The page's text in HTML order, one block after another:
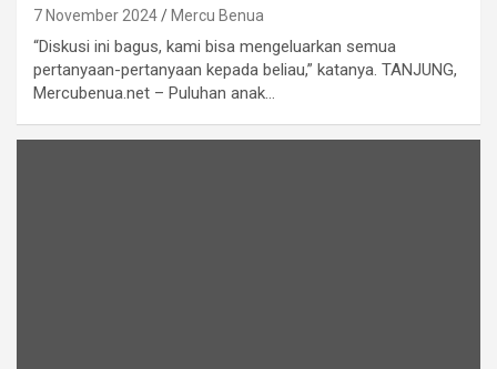
7 November 2024 Mercu Benua
“Diskusi ini bagus, kami bisa mengeluarkan semua
pertanyaan-pertanyaan kepada beliau,” katanya. TANJUNG,
Mercubenua.net – Puluhan anak…